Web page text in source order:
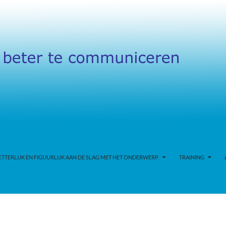
EN FIGUURLIJK AAN DE SLAG MET HET ONDERWERP. TRAINING